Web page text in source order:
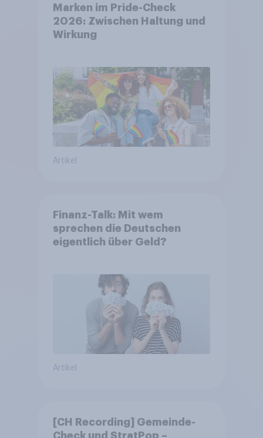
Marken im Pride-Check
2026: Zwischen Haltung und
Wirkung
Artikel
Finanz-Talk: Mit wem
sprechen die Deutschen
eigentlich über Geld?
Artikel
[CH Recording] Gemeinde-
Check und StratPop –